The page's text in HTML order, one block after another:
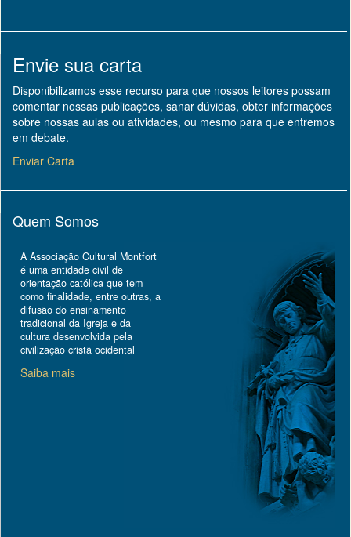
Envie sua carta
Disponibilizamos esse recurso para que nossos leitores possam
comentar nossas publicações, sanar dúvidas, obter informações
sobre nossas aulas ou atividades, ou mesmo para que entremos
em debate.
Enviar Carta
Quem Somos
A Associação Cultural Montfort
é uma entidade civil de
orientação católica que tem
como finalidade, entre outras, a
difusão do ensinamento
tradicional da Igreja e da
cultura desenvolvida pela
civilização cristã ocidental
Saiba mais